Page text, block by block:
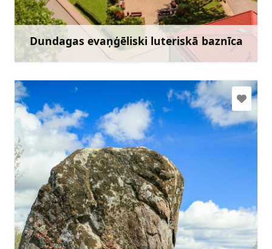
Dundagas evaņģēliski luteriskā baznīca
Doties
Uzzināt vairāk